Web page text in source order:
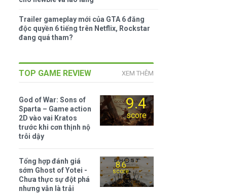
Trailer gameplay mới của GTA 6 đăng
độc quyền 6 tiếng trên Netflix, Rockstar
đang quá tham?
TOP GAME REVIEW XEM THÊM
9.4
score
God of War: Sons of
Sparta – Game action
2D vào vai Kratos
trước khi cơn thịnh nộ
trỗi dậy
8.6
score
Tổng hợp đánh giá
sớm Ghost of Yotei -
Chưa thực sự đột phá
nhưng vẫn là trải